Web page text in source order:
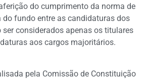
do cumprimento da norma de
fundo entre as candidaturas dos
ser considerados apenas os titulares
aos cargos majoritários.
pela Comissão de Constituição